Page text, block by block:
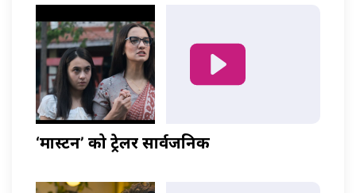
‘मास्टर्नी’ को ट्रेलर सार्वजनिक